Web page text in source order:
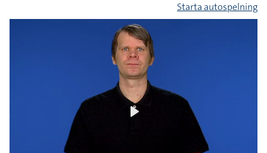
Starta autospelning